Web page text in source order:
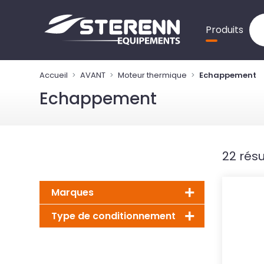
Produits
Accueil AVANT Moteur thermique Echappement
Echappement
Marques
Type de conditionnement
22